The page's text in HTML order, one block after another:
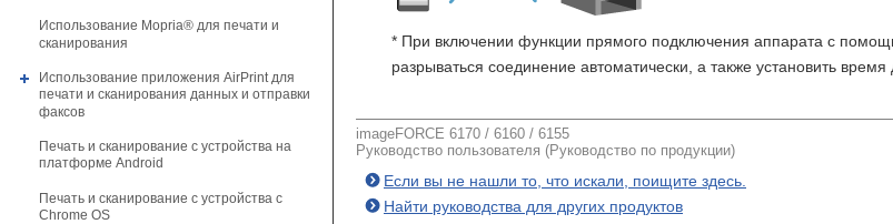
Использование Mopria® для печати и
сканирования
Использование приложения AirPrint для
печати и сканирования данных и отправки
факсов
Печать и сканирование с устройства на
платформе Android
Печать и сканирование с устройства с
Chrome OS
* При включении функции прямого подключения аппарата с
разрываться соединение автоматически, а также установить время
imageFORCE 6170 / 6160 / 6155
Руководство пользователя (Руководство по продукции)
Если вы не нашли то, что искали, поищите здесь.
Найти руководства для других продуктов